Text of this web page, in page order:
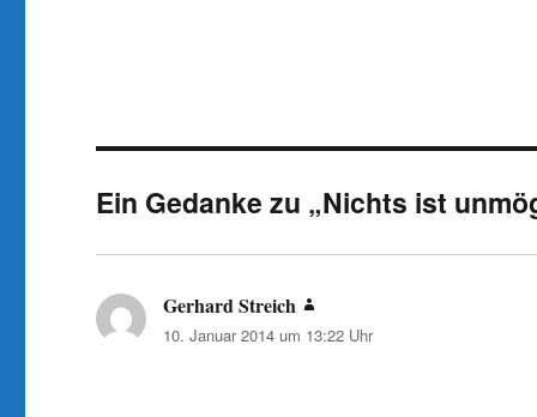
Ein Gedanke zu „Nichts ist
Gerhard Streich
10. Januar 2014 um 13:22 Uhr